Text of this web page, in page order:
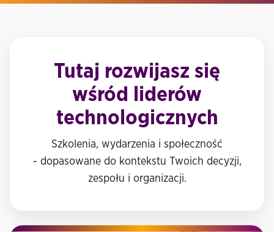
Tutaj rozwijasz się
wśród liderów
technologicznych
Szkolenia, wydarzenia i społeczność
- dopasowane do kontekstu Twoich decyzji,
zespołu i organizacji.